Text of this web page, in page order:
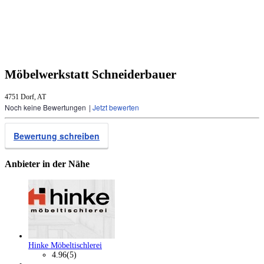
Möbelwerkstatt Schneiderbauer
4751 Dorf, AT
Noch keine Bewertungen | Jetzt bewerten
Bewertung schreiben
Anbieter in der Nähe
Hinke Möbeltischlerei
4.96(5)